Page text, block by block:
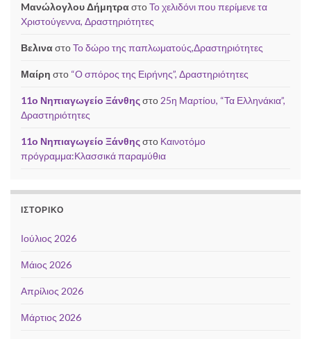
Mανώλογλου ΔήμητραστοΤο χελιδόνι που περίμενε τα
Χριστούγεννα, Δραστηριότητες
ΒελιναστοΤο δώρο της παπλωματούς,Δραστηριότητες
Μαίρη στο “Ο σπόρος της Ειρήνης”, Δραστηριότητες
11ο Νηπιαγωγείο Ξάνθηςστο 25η Μαρτίου, “Τα Ελληνάκια”,
Δραστηριότητες
11ο Νηπιαγωγείο Ξάνθηςστο Καινοτόμο
πρόγραμμα:Κλασσικά παραμύθια
ΙΣΤΟΡΙΚΌ
Ιούλιος 2026
Μάιος 2026
Απρίλιος 2026
Μάρτιος 2026